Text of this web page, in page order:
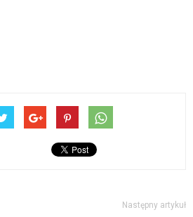
Następny artykuł